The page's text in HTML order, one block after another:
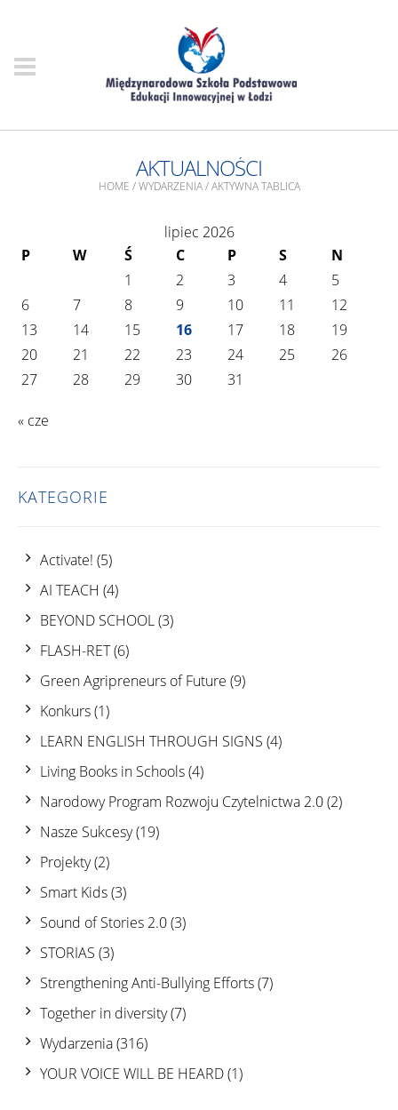
AKTUALNOŚCI
HOME / WYDARZENIA / AKTYWNA TABLICA
lipiec 2026
P
W Ś C P S
N
1
2 3 4
5
6
7 8 9 10 11
12
13
14 15 16 17 18
19
20
21 22 23 24 25
26
27
28 29 30 31
« cze
KATEGORIE
Activate! (5)
AI TEACH (4)
BEYOND SCHOOL(3)
FLASH-RET(6)
Green Agripreneurs of Future (9)
Konkurs(1)
LEARN ENGLISH THROUGH SIGNS (4)
Living Books in Schools(4)
Narodowy Program Rozwoju Czytelnictwa 2.0(2)
Nasze Sukcesy(19)
Projekty(2)
Smart Kids(3)
Sound of Stories 2.0(3)
STORIAS (3)
Strengthening Anti-Bullying Efforts(7)
Together in diversity(7)
Wydarzenia(316)
YOUR VOICE WILL BE HEARD(1)